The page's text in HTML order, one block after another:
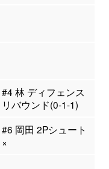
#4 林 ディフェンス
リバウンド(0-1-1)
#6 岡田 2Pシュート
×